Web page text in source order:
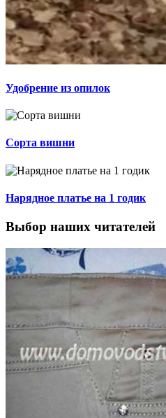
Удобрение из опилок
Сорта вишни
Нарядное платье на 1 годик
Выбор наших читателей